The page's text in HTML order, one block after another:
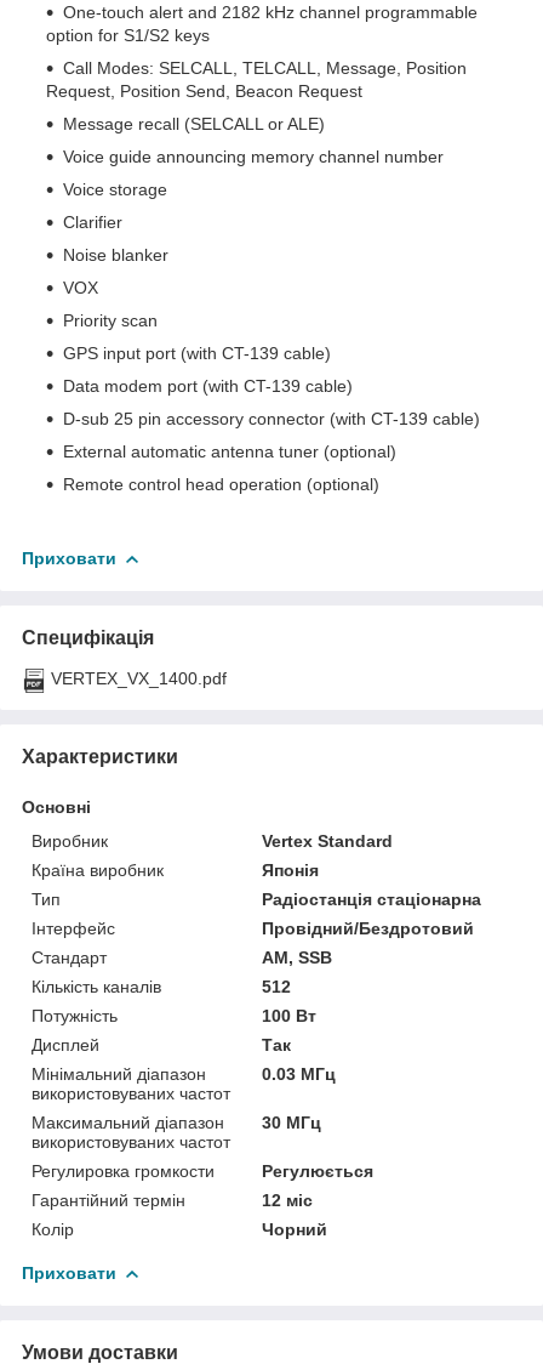
One-touch alert and 2182 kHz channel programmable
option for S1/S2 keys
Call Modes: SELCALL, TELCALL, Message, Position
Request, Position Send, Beacon Request
Message recall (SELCALL or ALE)
Voice guide announcing memory channel number
Voice storage
Clarifier
Noise blanker
VOX
Priority scan
GPS input port (with CT-139 cable)
Data modem port (with CT-139 cable)
D-sub 25 pin accessory connector (with CT-139 cable)
External automatic antenna tuner (optional)
Remote control head operation (optional)
Приховати
Специфікація
VERTEX_VX_1400.pdf
Характеристики
Основні
Виробник
Vertex Standard
Країна виробник
Японія
Тип
Радіостанція стаціонарна
Інтерфейс
Провідний/Бездротовий
Стандарт
AM, SSB
Кількість каналів
512
Потужність
100 Вт
Дисплей
Так
Мінімальний діапазон
використовуваних частот
0.03 МГц
Максимальний діапазон
використовуваних частот
30 МГц
Регулировка громкости
Регулюється
Гарантійний термін
12 міс
Колір
Чорний
Приховати
Умови доставки